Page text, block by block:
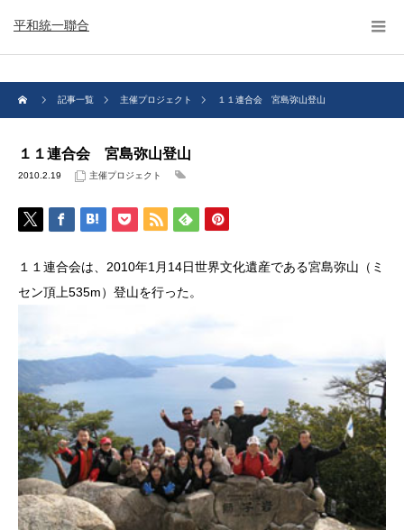
平和統一聯合
記事一覧 主催プロジェクト １１連合会 宮島弥山登山
１１連合会 宮島弥山登山
2010.2.19 主催プロジェクト
１１連合会は、2010年1月14日世界文化遺産である宮島弥山（ミ
セン頂上535m）登山を行った。